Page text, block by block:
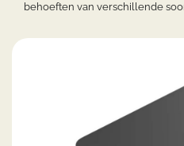
behoeften van verschillende